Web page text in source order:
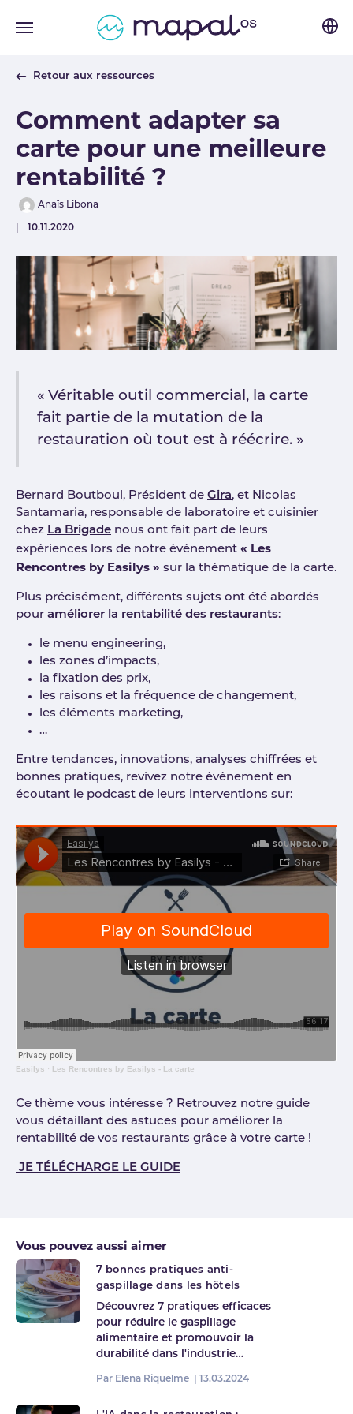
Retour aux ressources
Comment adapter sa
carte pour une meilleure
rentabilité ?
AuthorAnaïs Libona
Published
10.11.2020
« Véritable outil commercial, la carte
fait partie de la mutation de la
restauration où tout est à réécrire. »
Bernard Boutboul, Président de Gira, et Nicolas
Santamaria, responsable de laboratoire et cuisinier
chez La Brigade nous ont fait part de leurs
expériences lors de notre événement « Les
Rencontres by Easilys » sur la thématique de la carte.
Plus précisément, différents sujets ont été abordés
pour améliorer la rentabilité des restaurants:
le menu engineering,
les zones d’impacts,
la fixation des prix,
les raisons et la fréquence de changement,
les éléments marketing,
…
Entre tendances, innovations, analyses chiffrées et
bonnes pratiques, revivez notre événement en
écoutant le podcast de leurs interventions sur:
Easilys · Les Rencontres by Easilys - La carte
Ce thème vous intéresse ? Retrouvez notre guide
vous détaillant des astuces pour améliorer la
rentabilité de vos restaurants grâce à votre carte !
JE TÉLÉCHARGE LE GUIDE
Vous pouvez aussi aimer
7 bonnes pratiques anti-
gaspillage dans les hôtels
Découvrez 7 pratiques efficaces
pour réduire le gaspillage
alimentaire et promouvoir la
durabilité dans l'industrie…
Par Elena Riquelme | 13.03.2024